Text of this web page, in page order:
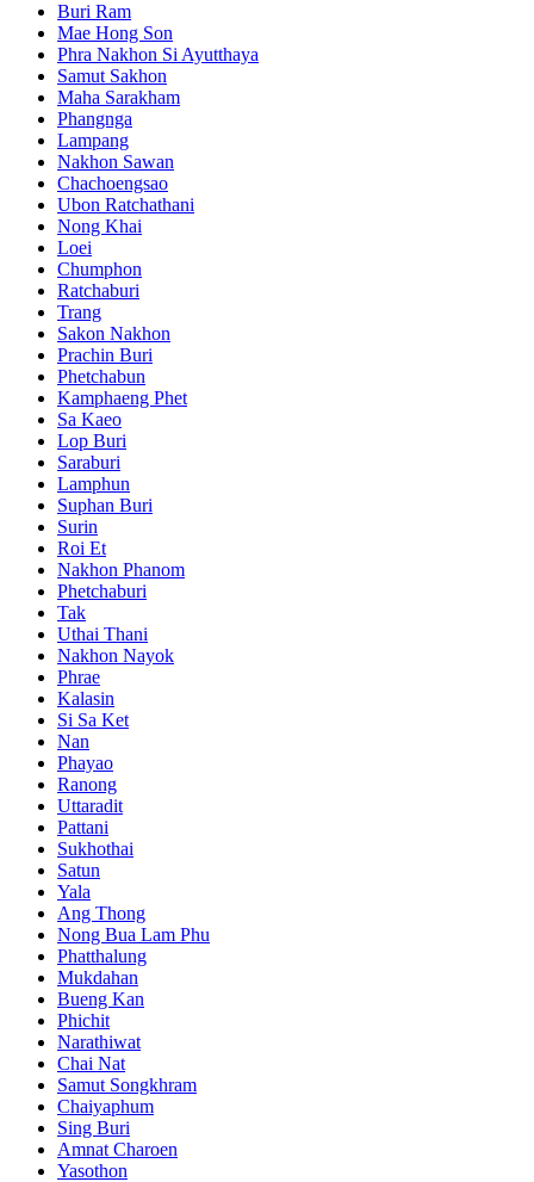
Buri Ram
Mae Hong Son
Phra Nakhon Si Ayutthaya
Samut Sakhon
Maha Sarakham
Phangnga
Lampang
Nakhon Sawan
Chachoengsao
Ubon Ratchathani
Nong Khai
Loei
Chumphon
Ratchaburi
Trang
Sakon Nakhon
Prachin Buri
Phetchabun
Kamphaeng Phet
Sa Kaeo
Lop Buri
Saraburi
Lamphun
Suphan Buri
Surin
Roi Et
Nakhon Phanom
Phetchaburi
Tak
Uthai Thani
Nakhon Nayok
Phrae
Kalasin
Si Sa Ket
Nan
Phayao
Ranong
Uttaradit
Pattani
Sukhothai
Satun
Yala
Ang Thong
Nong Bua Lam Phu
Phatthalung
Mukdahan
Bueng Kan
Phichit
Narathiwat
Chai Nat
Samut Songkhram
Chaiyaphum
Sing Buri
Amnat Charoen
Yasothon